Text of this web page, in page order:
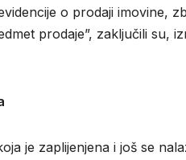
o prodaji imovine,
prodaje”, zaključili su,
je zaplijenjena i još se